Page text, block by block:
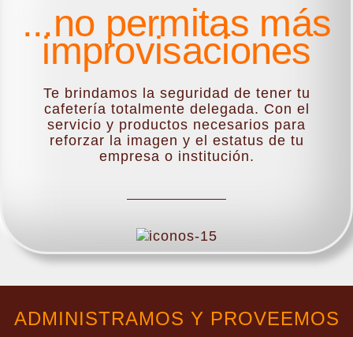
...no permitas más
improvisaciones
Te brindamos la seguridad de tener tu
cafetería totalmente delegada. Con el
servicio y productos necesarios para
reforzar la imagen y el estatus de tu
empresa o institución.
ADMINISTRAMOS Y PROVEEMOS